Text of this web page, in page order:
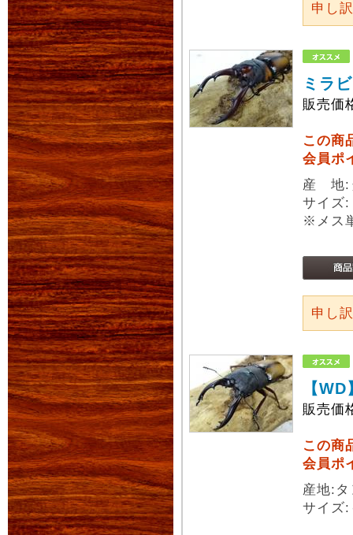
申し
ミラ
販売価
この商
会員ポ
産 地:
サイズ
※メス
申し
【
販売価
この商
会員ポ
産地:
サイ